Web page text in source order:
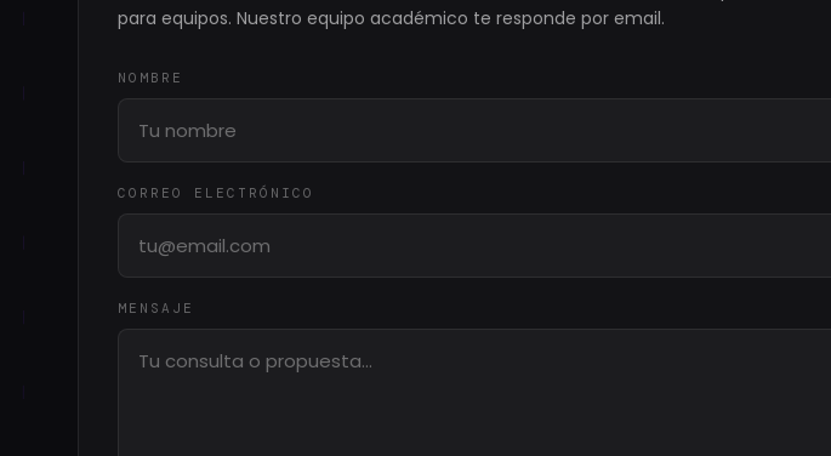
para equipos. Nuestro equipo académico te responde por email.
NOMBRE
CORREO ELECTRÓNICO
MENSAJE